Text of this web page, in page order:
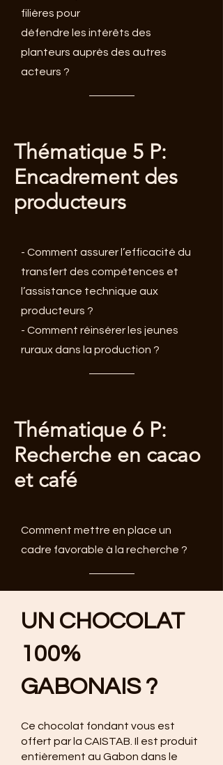
filières pour
défendre les intérêts des
planteurs auprès des autres
acteurs ?
Thématique 5 P:
Encadrement des
producteurs
- Comment assurer l’efficacité du
transfert des compétences et
l’assistance technique aux
producteurs ?
- Comment réinsérer les jeunes
ruraux dans la production ?
Thématique 6 P:
Recherche en cacao
et café
Comment mettre en place un
cadre favorable à la recherche ?
UN CHOCOLAT
100%
GABONAIS ?
Ce chocolat fondant vous est
offert par la CAISTAB. Il est produit
entièrement au Gabon dans le